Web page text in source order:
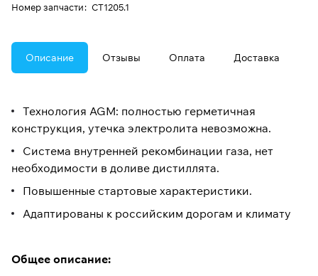
Номер запчасти: CT1205.1
Описание Отзывы Оплата Доставка
Технология AGM: полностью герметичная
конструкция, утечка электролита невозможна.
Система внутренней рекомбинации газа, нет
необходимости в доливе дистиллята.
Повышенные стартовые характеристики.
Адаптированы к российским дорогам и климату
Общее описание: